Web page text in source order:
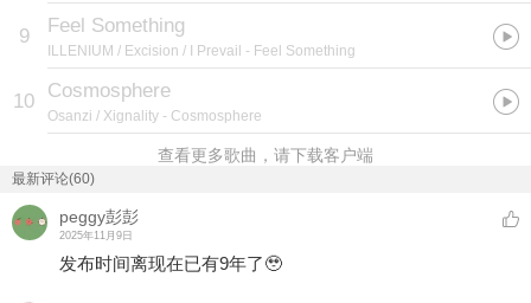
9 Feel Something
ILLENIUM / Excision / I Prevail - Feel Something
10 Cosmosphere
Osanzi / Xignality - Cosmosphere
查看更多歌曲，请下载客户端
最新评论(60)
peggy彭彭
2025年11月9日
发布时间离现在已有9年了🥹